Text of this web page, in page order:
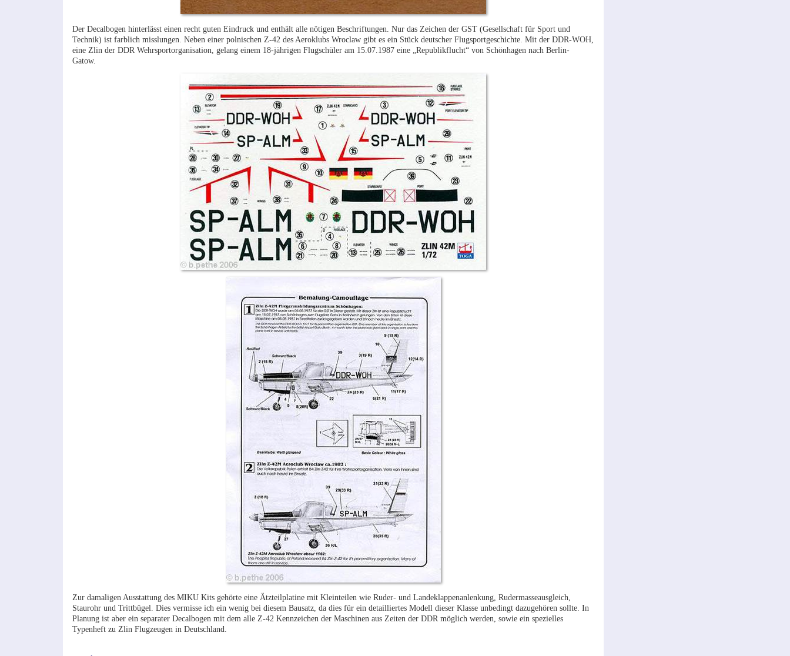
Der Decalbogen hinterlässt einen recht guten Eindruck und enthält alle nötigen Beschriftungen. Nur das Zeichen der GST (Gesellschaft für Sport und
Technik) ist farblich misslungen. Neben einer polnischen Z-42 des Aeroklubs Wroclaw gibt es ein Stück deutscher Flugsportgeschichte. Mit der DDR-WOH,
eine Zlin der DDR Wehrsportorganisation, gelang einem 18-jährigen Flugschüler am 15.07.1987 eine „Republikflucht“ von Schönhagen nach Berlin-
Gatow.
Zur damaligen Ausstattung des MIKU Kits gehörte eine Ätzteilplatine mit Kleinteilen wie Ruder- und Landeklappenanlenkung, Rudermasseausgleich,
Staurohr und Trittbügel. Dies vermisse ich ein wenig bei diesem Bausatz, da dies für ein detailliertes Modell dieser Klasse unbedingt dazugehören sollte. In
Planung ist aber ein separater Decalbogen mit dem alle Z-42 Kennzeichen der Maschinen aus Zeiten der DDR möglich werden, sowie ein spezielles
Typenheft zu Zlin Flugzeugen in Deutschland.